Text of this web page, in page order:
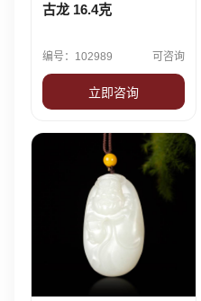
古龙 16.4克
编号：102989 可咨询
立即咨询